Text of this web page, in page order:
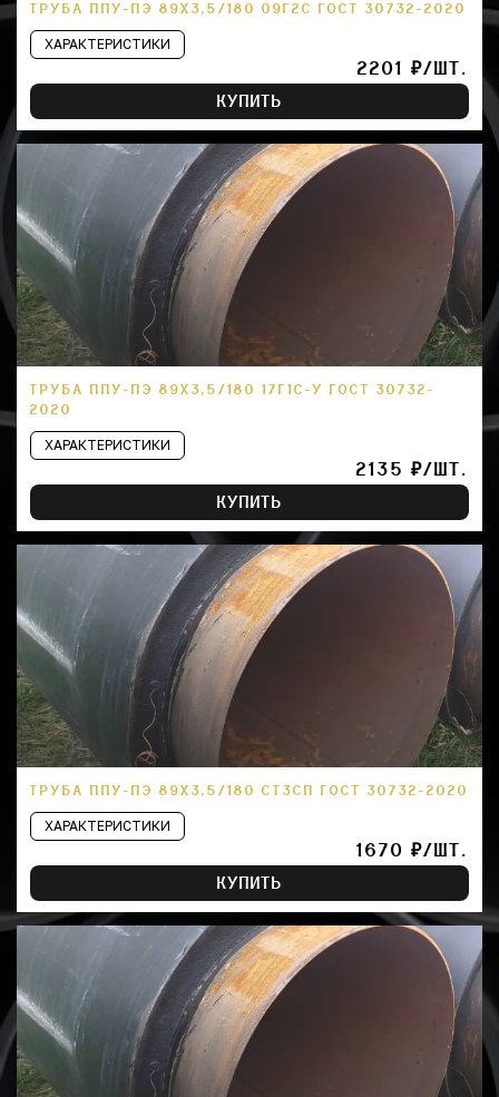
ТРУБА ППУ-ПЭ 89Х3,5/180 09Г2С ГОСТ 30732-2020
ХАРАКТЕРИСТИКИ
2201 ₽/ШТ.
КУПИТЬ
ТРУБА ППУ-ПЭ 89Х3,5/180 17Г1С-У ГОСТ 30732-
2020
ХАРАКТЕРИСТИКИ
2135 ₽/ШТ.
КУПИТЬ
ТРУБА ППУ-ПЭ 89Х3,5/180 СТ3СП ГОСТ 30732-2020
ХАРАКТЕРИСТИКИ
1670 ₽/ШТ.
КУПИТЬ